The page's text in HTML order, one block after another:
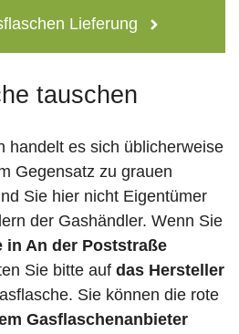
Lieferung
tauschen
handelt es sich üblicherweise
Gegensatz zu grauen
Sie hier nicht Eigentümer
der Gashändler. Wenn Sie
in An der Poststraße
Sie bitte auf das Hersteller
Sie können die rote
Gasflaschenanbieter